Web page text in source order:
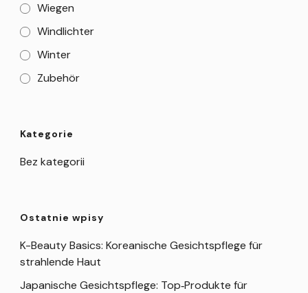
Wiegen
Windlichter
Winter
Zubehör
Kategorie
Bez kategorii
Ostatnie wpisy
K-Beauty Basics: Koreanische Gesichtspflege für
strahlende Haut
Japanische Gesichtspflege: Top‑Produkte für